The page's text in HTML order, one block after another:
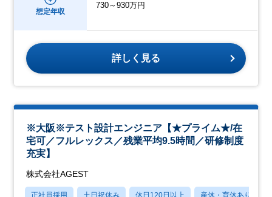
想定年収
730～930万円
詳しく見る
※大阪※テスト設計エンジニア【★プライム★/在
宅可／フルレックス／残業平均9.5時間／研修制度
充実】
株式会社AGEST
正社員採用 土日祝休み 休日120日以上 産休・育休あり